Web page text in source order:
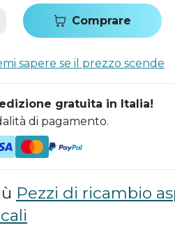
Comprare
sapere se il prezzo scende
gratuita in Italia!
di pagamento.
Pezzi di ricambio